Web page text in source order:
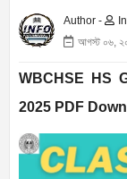
Author -
আগস্ট ০৬,
WBCHSE HS
2025 PDF